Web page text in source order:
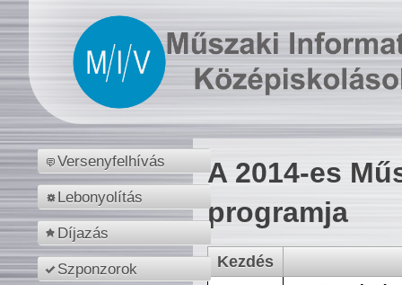
Versenyfelhívás
Lebonyolítás
Díjazás
Szponzorok
A 2014-es
programja
Kezdés